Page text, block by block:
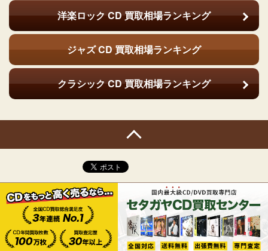
洋楽ロック CD買取相場ランキング
ジャズ CD 買取相場ランキング
クラシック CD買取相場ランキング